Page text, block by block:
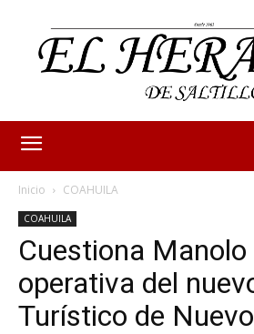
Inicio COAHUILA
COAHUILA
Cuestiona
operativa del
Turístico de